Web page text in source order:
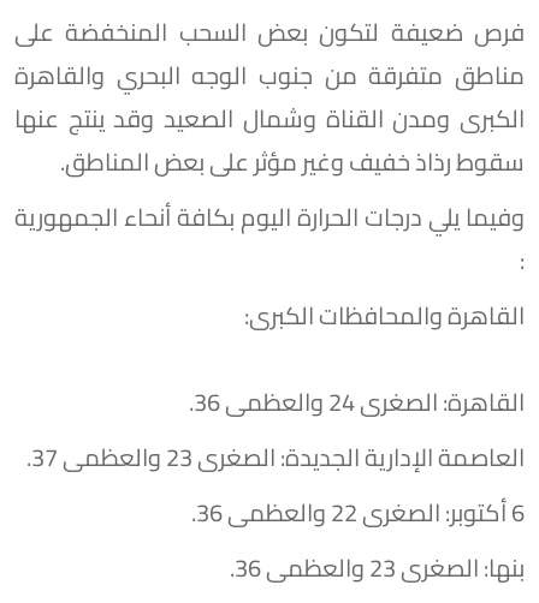
​فرص ضعيفة لتكون بعض السحب المنخفضة على
مناطق متفرقة من جنوب الوجه البحري والقاهرة
الكبرى ومدن القناة وشمال الصعيد وقد ينتج عنها
سقوط رذاذ خفيف وغير مؤثر على بعض المناطق.
وفيما يلي درجات الحرارة اليوم بكافة أنحاء الجمهورية
:
القاهرة والمحافظات الكبرى:
​القاهرة: الصغرى 24 والعظمى 36.
​العاصمة الإدارية الجديدة: الصغرى 23 والعظمى 37.
​6 أكتوبر: الصغرى 22 والعظمى 36.
​بنها: الصغرى 23 والعظمى 36.